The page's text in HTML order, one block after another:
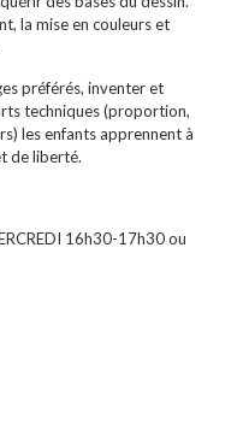
la mise en couleurs et
préférés, inventer et
techniques (proportion,
les enfants apprennent à
de liberté.
16h30-17h30 ou